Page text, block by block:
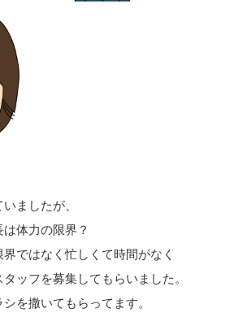
ましたが、
体力の限界？
ではなく忙しくて時間がなく
ッフを募集してもらいました。
を撒いてもらってます。